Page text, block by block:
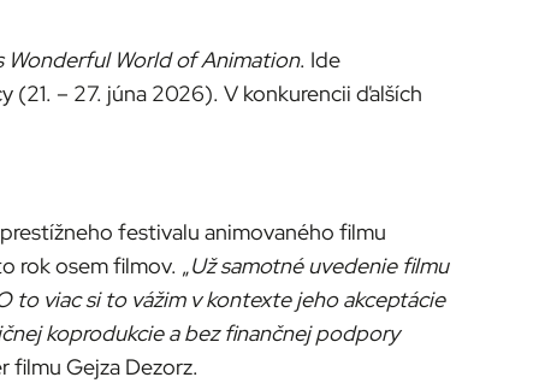
Wonderful World of Animation. Ide
(21. – 27. júna 2026). V konkurencii ďalších
festivalu animovaného filmu
rok osem filmov. „Už samotné uvedenie filmu
to viac si to vážim v kontexte jeho akceptácie
koprodukcie a bez finančnej podpory
filmu Gejza Dezorz.